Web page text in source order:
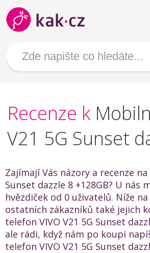
Recenze k
V21 5G Sunset
Zajímají Vás názory a recenze
Sunset dazzle 8 +128GB? U nás
hvězdiček od 0 uživatelů. Níže
ostatních zákazníků také jejich
telefon VIVO V21 5G Sunset
ale rádi, když nám po koupi
telefon VIVO V21 5G Sunset